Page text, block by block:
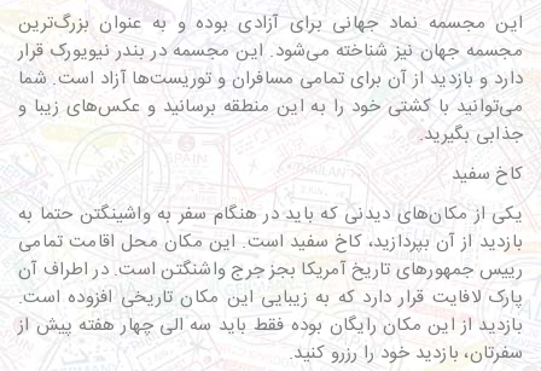
این مجسمه نماد جهانی برای آزادی بوده و به عنوان بزرگ‌ترین
مجسمه جهان نیز شناخته می‌شود. این مجسمه‌ در بندر نیویورک قرار
دارد و بازدید از آن برای تمامی مسافران و توریست‌ها آزاد است. شما
می‌توانید با کشتی خود را به این منطقه برسانید و عکس‌های زیبا و
جذابی بگیرید.
کاخ سفید
یکی از مکان‌های دیدنی که باید در هنگام سفر به واشینگتن حتما به
بازدید از آن بپردازید، کاخ سفید است. این مکان محل اقامت تمامی
رییس جمهورهای تاریخ آمریکا بجز جرج واشنگتن است. در اطراف آن
پارک لافایت قرار دارد که به زیبایی این مکان تاریخی افزوده است.
بازدید از این مکان رایگان بوده فقط باید سه الی چهار هفته پیش از
سفرتان، بازدید خود را رزرو کنید.